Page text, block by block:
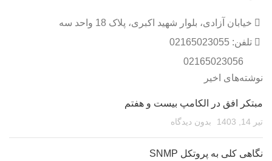
خیابان آزادی، بلوار شهید اکبری، پلاک 18 واحد سه
تلفن: 02165023055
نوشته‌های اخیر
مبتکر افق در الکامپ بیست و هفتم
تیر 14, 1403 بدون دیدگاه
نگاهی کلی به پروتکل SNMP